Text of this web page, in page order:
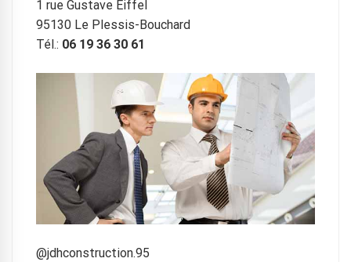
1 rue Gustave Eiffel
95130 Le Plessis-Bouchard
Tél.: 06 19 36 30 61
@jdhconstruction.95